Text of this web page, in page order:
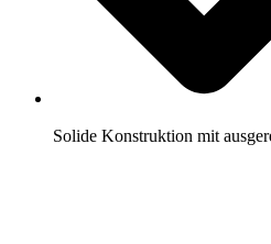
Solide Konstruktion mit